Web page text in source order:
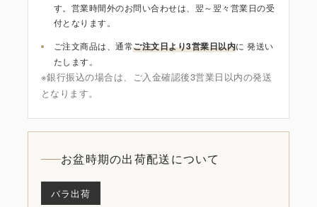
す。営業時間外のお問い合わせは、翌～翌々営業日の受
付となります。
ご注文商品は、通常ご注文日より3営業日以内に 発送い
たします。
※銀行振込の場合は、ご入金確認後3営業日以内の発送
となります。
お盆時期の出荷配送について
バラ出荷